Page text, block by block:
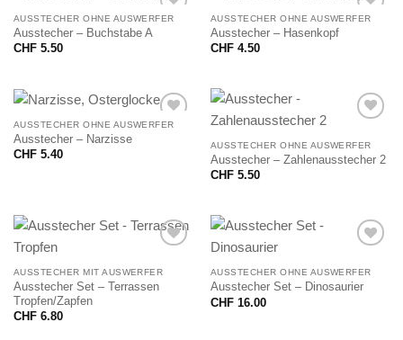
AUSSTECHER OHNE AUSWERFER
Ausstecher – Buchstabe A
CHF5.50
AUSSTECHER OHNE AUSWERFER
Ausstecher – Hasenkopf
CHF4.50
AUSSTECHER OHNE AUSWERFER
Ausstecher – Narzisse
CHF5.40
AUSSTECHER OHNE AUSWERFER
Ausstecher – Zahlenausstecher 2
CHF5.50
AUSSTECHER MIT AUSWERFER
Ausstecher Set – Terrassen
Tropfen/Zapfen
CHF6.80
AUSSTECHER OHNE AUSWERFER
Ausstecher Set – Dinosaurier
CHF16.00